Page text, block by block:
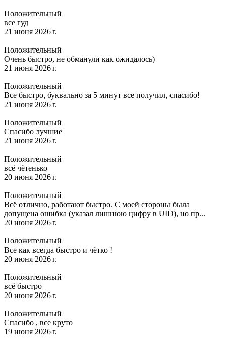
Положительный
все гуд
21 июня 2026 г.
Положительный
Очень быстро, не обманули как ожидалось)
21 июня 2026 г.
Положительный
Все быстро, буквально за 5 минут все получил, спасибо!
21 июня 2026 г.
Положительный
Спасибо лучшие
21 июня 2026 г.
Положительный
всё чётенько
20 июня 2026 г.
Положительный
Всё отлично, работают быстро. С моей стороны была
допущена ошибка (указал лишнюю цифру в UID), но пр...
20 июня 2026 г.
Положительный
Все как всегда быстро и чётко !
20 июня 2026 г.
Положительный
всё быстро
20 июня 2026 г.
Положительный
Спасибо , все круто
19 июня 2026 г.